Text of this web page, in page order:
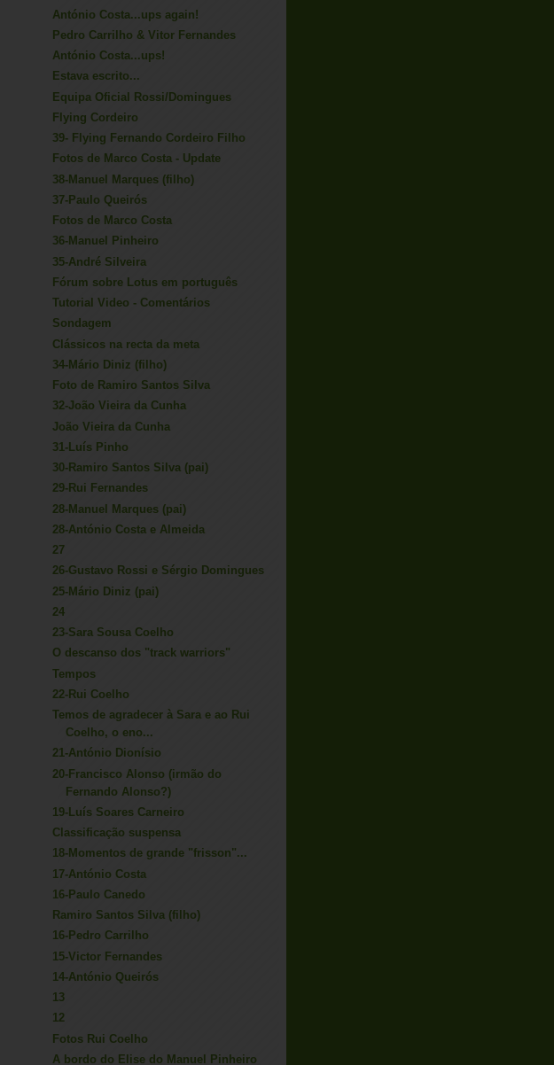
António Costa...ups again!
Pedro Carrilho & Vitor Fernandes
António Costa...ups!
Estava escrito...
Equipa Oficial Rossi/Domingues
Flying Cordeiro
39- Flying Fernando Cordeiro Filho
Fotos de Marco Costa - Update
38-Manuel Marques (filho)
37-Paulo Queirós
Fotos de Marco Costa
36-Manuel Pinheiro
35-André Silveira
Fórum sobre Lotus em português
Tutorial Video - Comentários
Sondagem
Clássicos na recta da meta
34-Mário Diniz (filho)
Foto de Ramiro Santos Silva
32-João Vieira da Cunha
João Vieira da Cunha
31-Luís Pinho
30-Ramiro Santos Silva (pai)
29-Rui Fernandes
28-Manuel Marques (pai)
28-António Costa e Almeida
27
26-Gustavo Rossi e Sérgio Domingues
25-Mário Diniz (pai)
24
23-Sara Sousa Coelho
O descanso dos "track warriors"
Tempos
22-Rui Coelho
Temos de agradecer à Sara e ao Rui
Coelho, o eno...
21-António Dionísio
20-Francisco Alonso (irmão do
Fernando Alonso?)
19-Luís Soares Carneiro
Classificação suspensa
18-Momentos de grande "frisson"...
17-António Costa
16-Paulo Canedo
Ramiro Santos Silva (filho)
16-Pedro Carrilho
15-Victor Fernandes
14-António Queirós
13
12
Fotos Rui Coelho
A bordo do Elise do Manuel Pinheiro